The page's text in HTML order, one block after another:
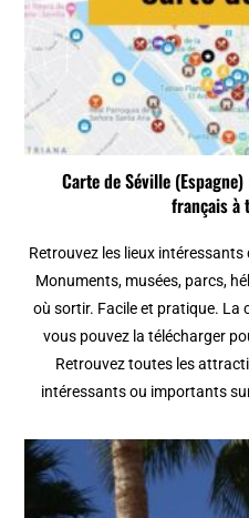
Carte de Séville
français à
Retrouvez les lieux intéressants
Monuments, musées, parcs,
où sortir. Facile et pratique. La
vous pouvez la télécharger
Retrouvez toutes les
intéressants ou importants